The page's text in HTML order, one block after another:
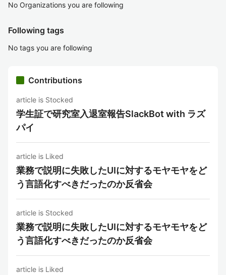
No Organizations you are following
Following tags
No tags you are following
Contributions
article is Stocked
学生証で研究室入退室報告SlackBot with ラズ
パイ
article is Liked
業務で説明に失敗したUIに対するモヤモヤをど
う言語化すべきだったのか反省会
article is Stocked
業務で説明に失敗したUIに対するモヤモヤをど
う言語化すべきだったのか反省会
article is Liked